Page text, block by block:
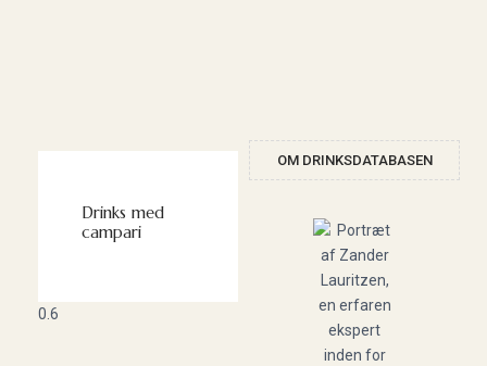
Drinks med
campari
OM DRINKSDATABASEN